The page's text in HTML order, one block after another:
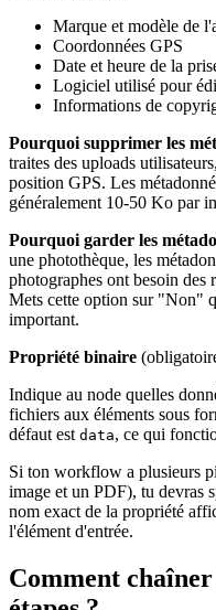
Marque et modèle de
Coordonnées GPS
Date et heure de la
Logiciel utilisé pour
Informations de
Pourquoi supprimer les
traites des uploads
position GPS. Les
généralement 10-50 Ko par
Pourquoi garder les
une photothèque, les
photographes ont besoin des
Mets cette option sur "Non"
important.
Propriété binaire
Indique au node quelles
fichiers aux éléments sous
défaut est data, ce qui
Si ton workflow a plusieurs
image et un PDF), tu devras
nom exact de la propriété
l'élément d'entrée.
Comment